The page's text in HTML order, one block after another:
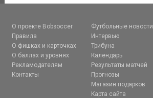
О проекте Bobsoccer
Правила
О фишках и карточках
О баллах и уровнях
Рекламодателям
Контакты
Футбольные новости
Интервью
Трибуна
Календарь
Результаты матчей
Прогнозы
Магазин подарков
Карта сайта